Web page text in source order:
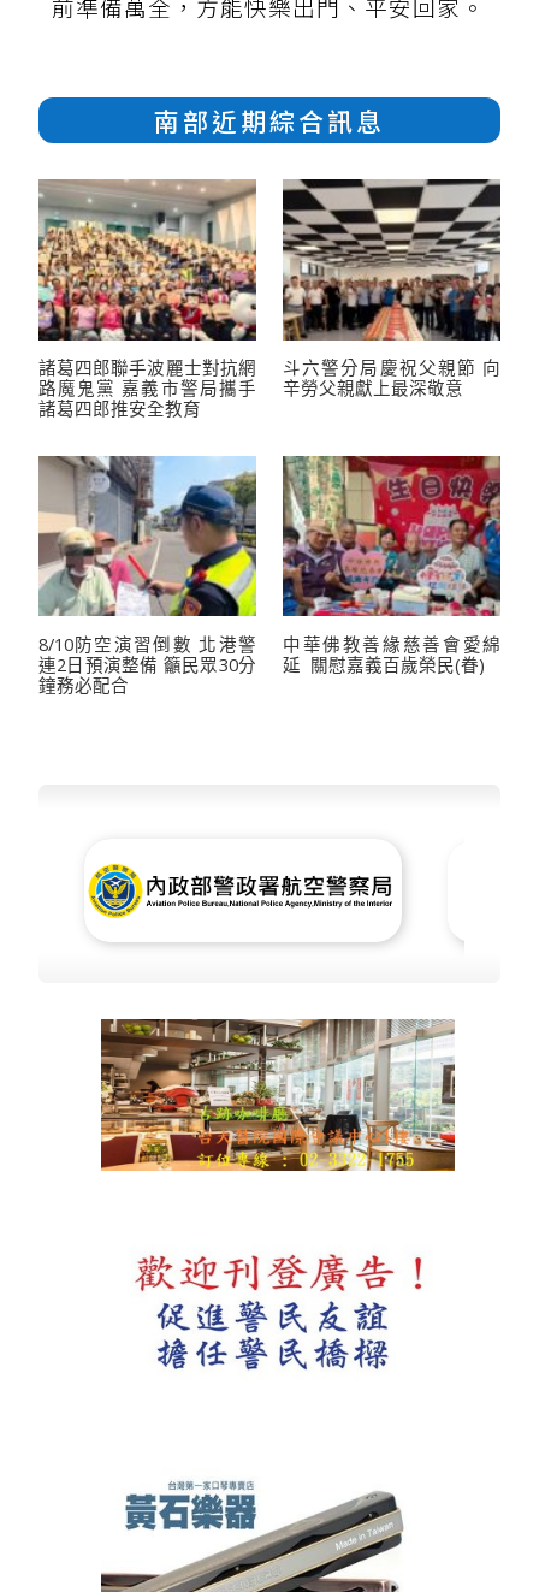
前準備萬全，方能快樂出門、平安回家。
南部近期綜合訊息
諸葛四郎聯手波麗士對抗網
路魔鬼黨 嘉義市警局攜手
諸葛四郎推安全教育
斗六警分局慶祝父親節 向
辛勞父親獻上最深敬意
8/10防空演習倒數 北港警
連2日預演整備 籲民眾30分
鐘務必配合
中華佛教善緣慈善會愛綿
延 關慰嘉義百歲榮民(眷)